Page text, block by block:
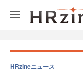
HRzineニュース